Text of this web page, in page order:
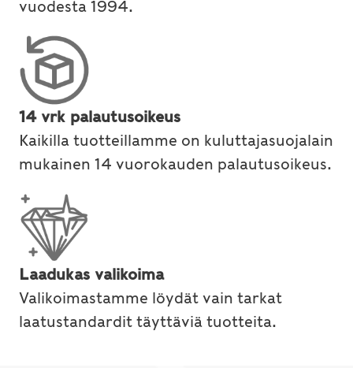
vuodesta 1994.
14 vrk palautusoikeus
Kaikilla tuotteillamme on kuluttajasuojalain
mukainen 14 vuorokauden palautusoikeus.
Laadukas valikoima
Valikoimastamme löydät vain tarkat
laatustandardit täyttäviä tuotteita.